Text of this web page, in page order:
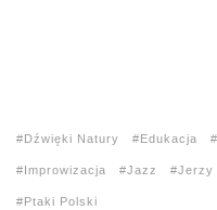
Dźwięki Natury Edukacja
Improwizacja Jazz Jerzy
Ptaki Polski